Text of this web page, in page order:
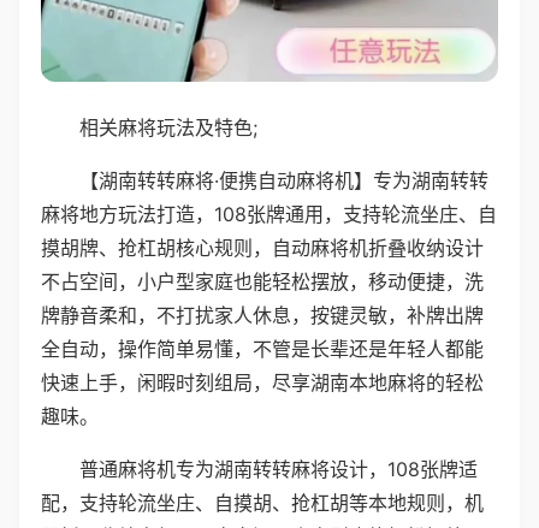
相关麻将玩法及特色;
【湖南转转麻将·便携自动麻将机】专为湖南转转
麻将地方玩法打造，108张牌通用，支持轮流坐庄、自
摸胡牌、抢杠胡核心规则，自动麻将机折叠收纳设计
不占空间，小户型家庭也能轻松摆放，移动便捷，洗
牌静音柔和，不打扰家人休息，按键灵敏，补牌出牌
全自动，操作简单易懂，不管是长辈还是年轻人都能
快速上手，闲暇时刻组局，尽享湖南本地麻将的轻松
趣味。
普通麻将机专为湖南转转麻将设计，108张牌适
配，支持轮流坐庄、自摸胡、抢杠胡等本地规则，机